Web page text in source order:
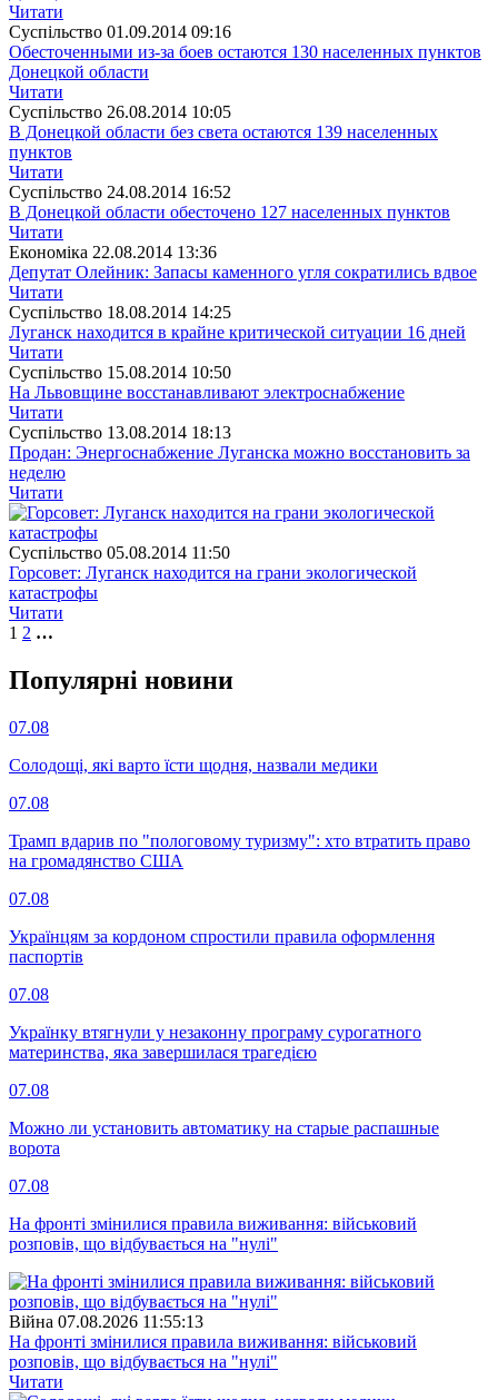
Читати
Суспiльство 01.09.2014 09:16
Обесточенными из-за боев остаются 130 населенных пунктов
Донецкой области
Читати
Суспiльство 26.08.2014 10:05
В Донецкой области без света остаются 139 населенных
пунктов
Читати
Суспiльство 24.08.2014 16:52
В Донецкой области обесточено 127 населенных пунктов
Читати
Економіка 22.08.2014 13:36
Депутат Олейник: Запасы каменного угля сократились вдвое
Читати
Суспiльство 18.08.2014 14:25
Луганск находится в крайне критической ситуации 16 дней
Читати
Суспiльство 15.08.2014 10:50
На Львовщине восстанавливают электроснабжение
Читати
Суспiльство 13.08.2014 18:13
Продан: Энергоснабжение Луганска можно восстановить за
неделю
Читати
Суспiльство 05.08.2014 11:50
Горсовет: Луганск находится на грани экологической
катастрофы
Читати
1 2 …
Популярнi новини
07.08
Солодощі, які варто їсти щодня, назвали медики
07.08
Трамп вдарив по "пологовому туризму": хто втратить право
на громадянство США
07.08
Українцям за кордоном спростили правила оформлення
паспортів
07.08
Українку втягнули у незаконну програму сурогатного
материнства, яка завершилася трагедією
07.08
Можно ли установить автоматику на старые распашные
ворота
07.08
На фронті змінилися правила виживання: військовий
розповів, що відбувається на "нулі"
Війна 07.08.2026 11:55:13
На фронті змінилися правила виживання: військовий
розповів, що відбувається на "нулі"
Читати